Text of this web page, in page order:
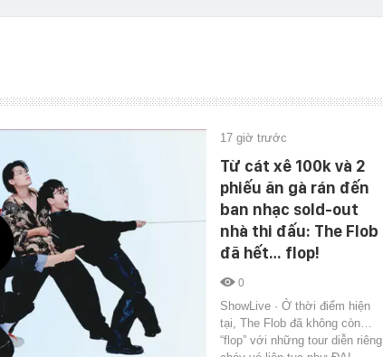
17 giờ trước
Từ cát xê 100k và 2
phiếu ăn gà rán đến
ban nhạc sold-out
nhà thi đấu: The Flob
đã hết… flop!
0
ShowLive · Ở thời điểm hiện
tại, The Flob đã không còn…
“flop” với những tour diễn riêng